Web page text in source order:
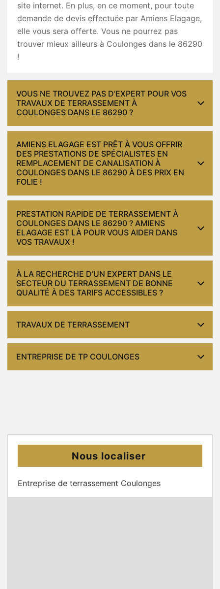
site internet. En plus, en ce moment, pour toute
demande de devis effectuée par Amiens Elagage,
elle vous sera offerte. Vous ne pourrez pas
trouver mieux ailleurs à Coulonges dans le 86290
!
VOUS NE TROUVEZ PAS D'EXPERT POUR VOS
TRAVAUX DE TERRASSEMENT À
COULONGES DANS LE 86290 ?
AMIENS ELAGAGE EST PRÊT À VOUS OFFRIR
DES PRESTATIONS DE SPÉCIALISTES EN
REMPLACEMENT DE CANALISATION À
COULONGES DANS LE 86290 À DES PRIX EN
FOLIE !
PRESTATION RAPIDE DE TERRASSEMENT À
COULONGES DANS LE 86290 ? AMIENS
ELAGAGE EST LÀ POUR VOUS AIDER DANS
VOS TRAVAUX !
À LA RECHERCHE D’UN EXPERT DANS LE
SECTEUR DU TERRASSEMENT DE BONNE
QUALITÉ À DES TARIFS ACCESSIBLES ?
TRAVAUX DE TERRASSEMENT
ENTREPRISE DE TP COULONGES
Nous localiser
Entreprise de terrassement Coulonges